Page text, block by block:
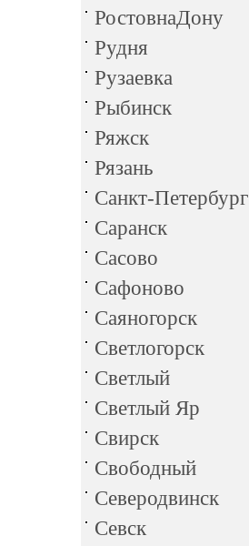
РостовнаДону
Рудня
Рузаевка
Рыбинск
Ряжск
Рязань
Санкт-Петербург
Саранск
Сасово
Сафоново
Саяногорск
Светлогорск
Светлый
Светлый Яр
Свирск
Свободный
Северодвинск
Севск